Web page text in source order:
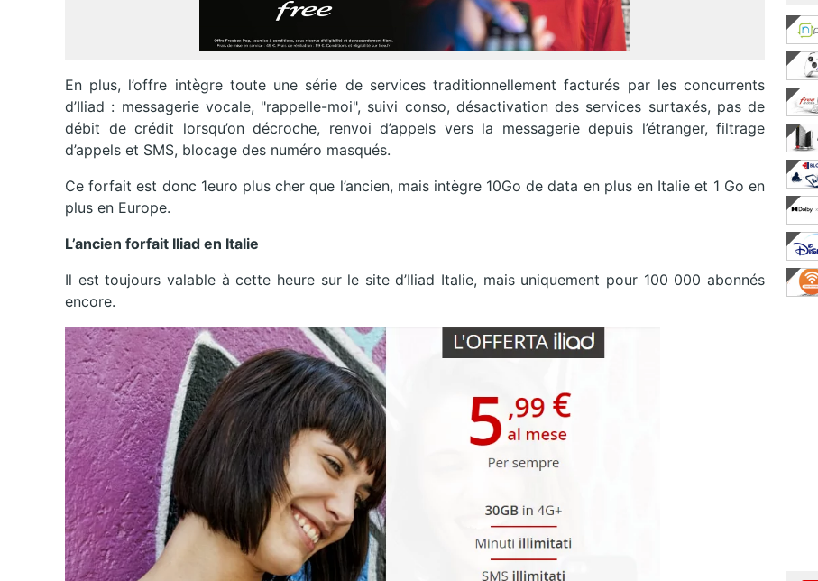
En plus, l’offre intègre toute une série de services traditionnellement facturés par les concurrents
d’Iliad : messagerie vocale, "rappelle-moi", suivi conso, désactivation des services surtaxés, pas de
débit de crédit lorsqu’on décroche, renvoi d’appels vers la messagerie depuis l’étranger, filtrage
d’appels et SMS, blocage des numéro masqués.
Ce forfait est donc 1euro plus cher que l’ancien, mais intègre 10Go de data en plus en Italie et 1 Go en
plus en Europe.
L’ancien forfait Iliad en Italie
Il est toujours valable à cette heure sur le site d’Iliad Italie, mais uniquement pour 100 000 abonnés
encore.